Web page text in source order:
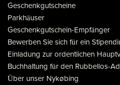
Geschenkgutscheine
Parkhäuser
Geschenkgutschein-Empfänger
Bewerben Sie sich für ein
Einladung zur ordentlichen
Buchhaltung für den Rubbellos-
Über unser Nykøbing